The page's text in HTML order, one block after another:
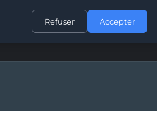
CONTACT
Refuser Accepter